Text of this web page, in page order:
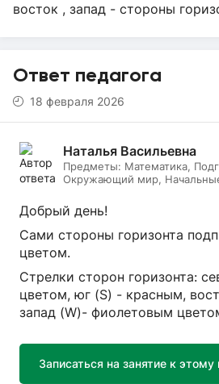
восток , запад - стороны
Ответ педагога
18 февраля 2026
Наталья Васильевна
Предметы: Математика,
Окружающий мир,
Добрый день!
Сами стороны горизонта
цветом.
Стрелки сторон горизонта:
цветом, юг (S) - красным,
запад (W)- фиолетовым
Записаться на занятие к этому